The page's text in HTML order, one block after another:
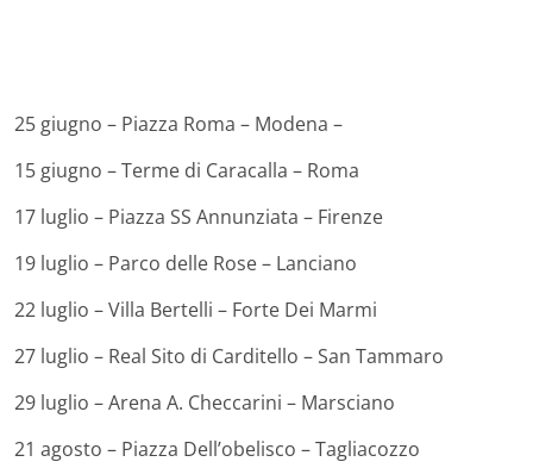
25 giugno – Piazza Roma – Modena –
15 giugno – Terme di Caracalla – Roma
17 luglio – Piazza SS Annunziata – Firenze
19 luglio – Parco delle Rose – Lanciano
22 luglio – Villa Bertelli – Forte Dei Marmi
27 luglio – Real Sito di Carditello – San Tammaro
29 luglio – Arena A. Checcarini – Marsciano
21 agosto – Piazza Dell’obelisco – Tagliacozzo